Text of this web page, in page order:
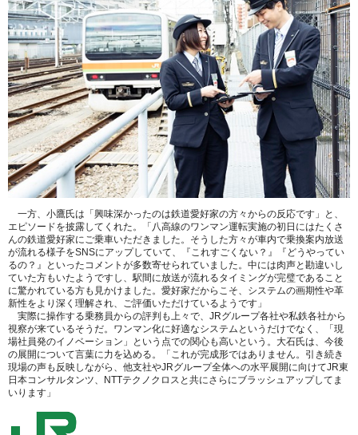
一方、小鷹氏は「興味深かったのは鉄道愛好家の方々からの反応です」と、
エピソードを披露してくれた。「八高線のワンマン運転実施の初日にはたくさ
んの鉄道愛好家にご乗車いただきました。そうした方々が車内で乗換案内放送
が流れる様子をSNSにアップしていて、『これすごくない？』『どうやってい
るの？』といったコメントが多数寄せられていました。中には肉声と勘違いし
ていた方もいたようですし、駅間に放送が流れるタイミングが完璧であること
に驚かれている方も見かけました。愛好家だからこそ、システムの画期性や革
新性をより深く理解され、ご評価いただけているようです」
実際に操作する乗務員からの評判も上々で、JRグループ各社や私鉄各社から
視察が来ているそうだ。ワンマン化に好適なシステムというだけでなく、「現
場社員発のイノベーション」という点での関心も高いという。大石氏は、今後
の展開について言葉に力を込める。「これが完成形ではありません。引き続き
現場の声も反映しながら、他支社やJRグループ全体への水平展開に向けてJR東
日本コンサルタンツ、NTTテクノクロスと共にさらにブラッシュアップしてま
いります」